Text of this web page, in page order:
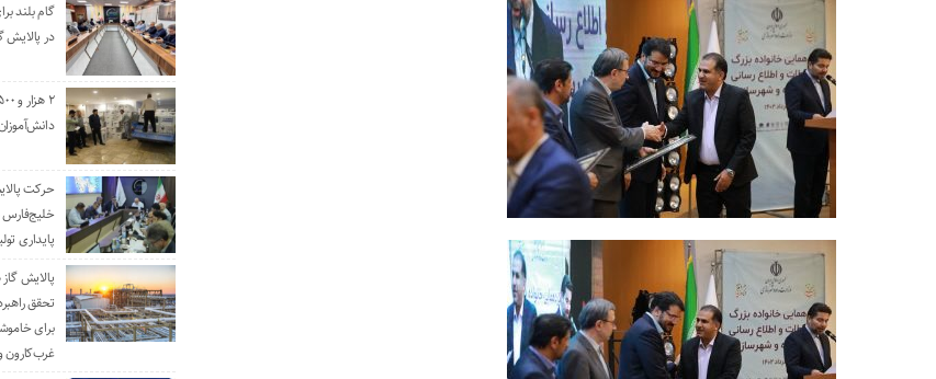
گام بلند
در پالایش
حرکت
پایداری
پالایش
تحقق
برای
غرب‌کارون